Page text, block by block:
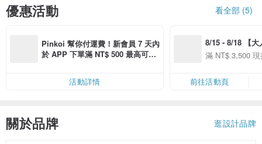
優惠活動 看全部 (5)
Pinkoi 幫你付運費！新會員 7 天內
於 APP 下單滿 NT$ 500 最高可折
活動詳情
8/15 - 8/18 【大
季】滿
滿 NT$ 3,500
前往活動頁
關於品牌 逛設計品牌